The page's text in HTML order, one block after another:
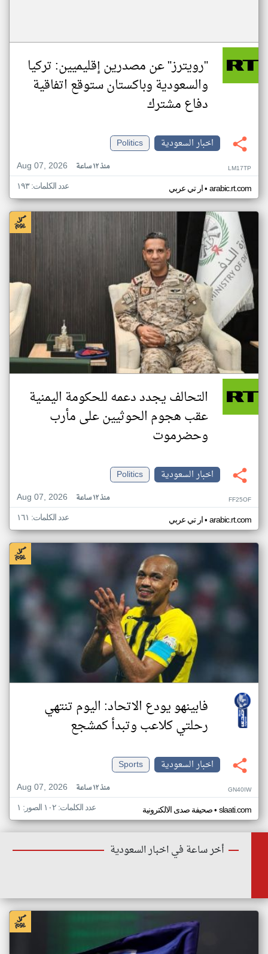
"رويترز" عن مصدرين إقليميين: تركيا
والسعودية وباكستان ستوقع اتفاقية
دفاع مشترك
اخبار السعودية
Politics
Aug 07, 2026
منذ ١٢ ساعة LM17TP
ار تي عربي• arabic.rt.com عدد الكلمات: ١٩٣
التحالف يجدد دعمه للحكومة اليمنية
عقب هجوم الحوثيين على مأرب
وحضرموت
اخبار السعودية
Politics
Aug 07, 2026
منذ ١٢ ساعة FF25OF
ار تي عربي• arabic.rt.com عدد الكلمات: ١٦١
فابينهو يودع الاتحاد: اليوم تنتهي
رحلتي كلاعب وتبدأ كمشجع
اخبار السعودية
Sports
Aug 07, 2026
منذ ١٢ ساعة GN40IW
صحيفة صدى الالكترونية• slaati.com عدد الكلمات: ١٠٢ الصور: ١
أخر ساعة في اخبار السعودية